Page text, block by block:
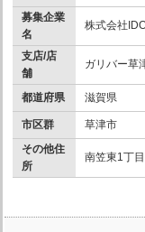
募集企業
名
株式会社
支店/店
舗
ガリバー草
都道府県 滋賀県
市区群
草津市
その他住
所
南笠東1丁